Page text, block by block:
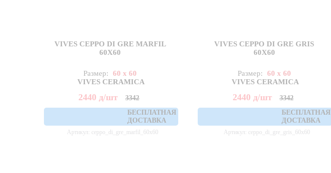
VIVES CEPPO DI GRE MARFIL
60X60
Размер:
60 x 60
VIVES CERAMICA
2440 д/шт
3342
БЕСПЛАТНАЯ
ДОСТАВКА
Артикул: ceppo_di_gre_marfil_60x60
VIVES CEPPO DI GRE GRIS
60X60
Размер:
60 x 60
VIVES CERAMICA
2440 д/шт
3342
БЕСПЛАТНАЯ
ДОСТАВКА
Артикул: ceppo_di_gre_gris_60x60